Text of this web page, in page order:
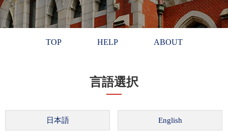
TOP HELP ABOUT
言語選択